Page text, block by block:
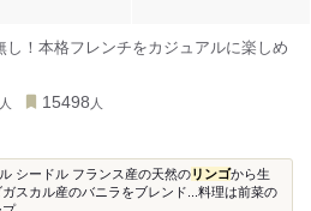
！本格フレンチをカジュアルに楽しめ
人 15498 人
シードル フランス産の天然のリンゴから生
スカル産のバニラをブレンド...料理は前菜の